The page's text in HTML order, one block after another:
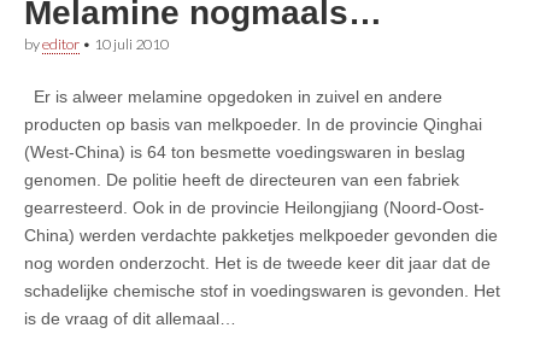
Melamine nogmaals…
byeditor • 10 juli 2010
Er is alweer melamine opgedoken in zuivel en andere
producten op basis van melkpoeder. In de provincie Qinghai
(West-China) is 64 ton besmette voedingswaren in beslag
genomen. De politie heeft de directeuren van een fabriek
gearresteerd. Ook in de provincie Heilongjiang (Noord-Oost-
China) werden verdachte pakketjes melkpoeder gevonden die
nog worden onderzocht. Het is de tweede keer dit jaar dat de
schadelijke chemische stof in voedingswaren is gevonden. Het
is de vraag of dit allemaal…